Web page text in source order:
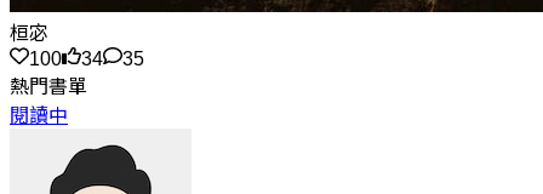
桓宓
100
34
35
熱門書單
閱讀中